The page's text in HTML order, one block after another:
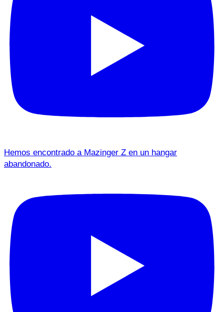
Hemos encontrado a Mazinger Z en un hangar
abandonado.